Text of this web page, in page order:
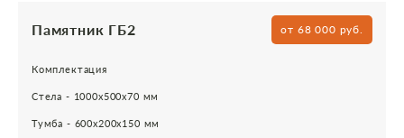
Памятник ГБ2 от 68 000 руб.
Комплектация
Стела - 1000х500х70 мм
Тумба - 600х200х150 мм